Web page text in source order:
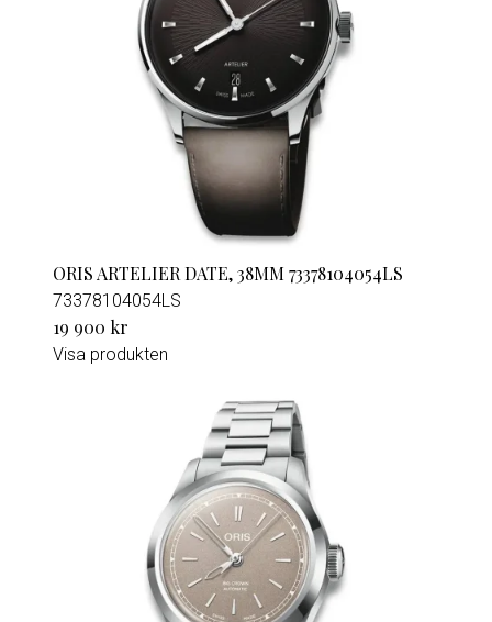
ORIS ARTELIER DATE, 38MM 73378104054LS
73378104054LS
19 900 kr
Visa produkten